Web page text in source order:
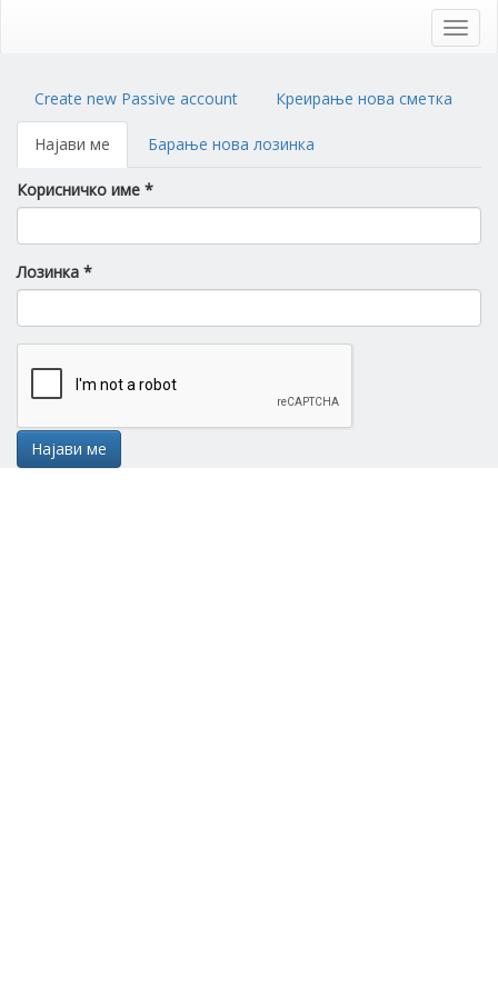
Primary
tabs
Create new Passive account Креирање нова сметка
Најави ме (activeБарање нова лозинка
Корисничко име *
Лозинка *
Најави ме